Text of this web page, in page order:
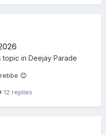
topic in Deejay Parade
😊
12 replies